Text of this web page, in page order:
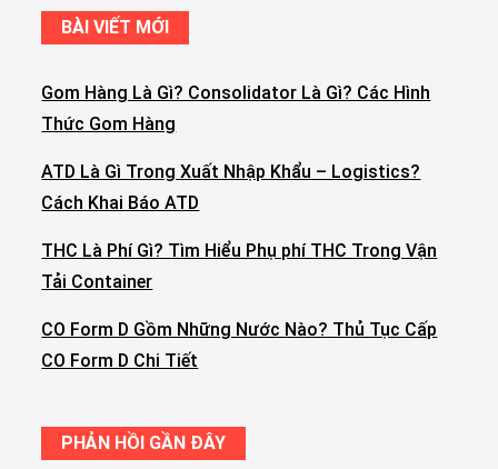
BÀI VIẾT MỚI
Gom Hàng Là Gì? Consolidator Là Gì? Các Hình
Thức Gom Hàng
ATD Là Gì Trong Xuất Nhập Khẩu – Logistics?
Cách Khai Báo ATD
THC Là Phí Gì? Tìm Hiểu Phụ phí THC Trong Vận
Tải Container
CO Form D Gồm Những Nước Nào? Thủ Tục Cấp
CO Form D Chi Tiết
PHẢN HỒI GẦN ĐÂY